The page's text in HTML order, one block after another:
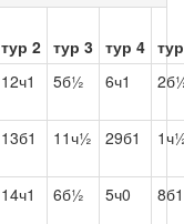
тур 2 тур 3 тур 4
12ч1 5б½ 6ч1
13б1 11ч½ 29б1
14ч1 6б½ 5ч0 8б1